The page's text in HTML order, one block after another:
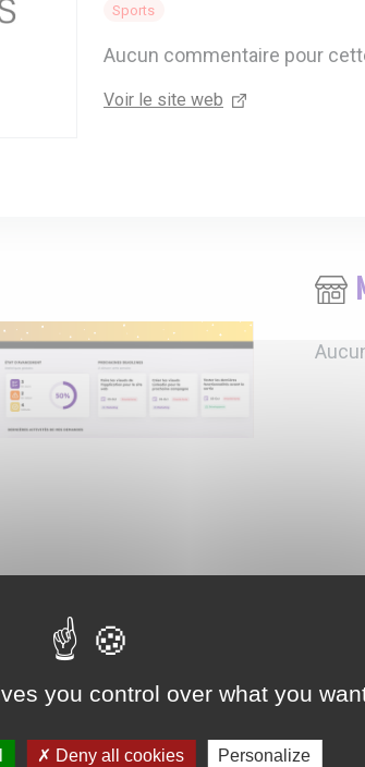
Sports
Aucun commentaire pour
Voir le site web
you control over what you
Deny all cookies Personalize